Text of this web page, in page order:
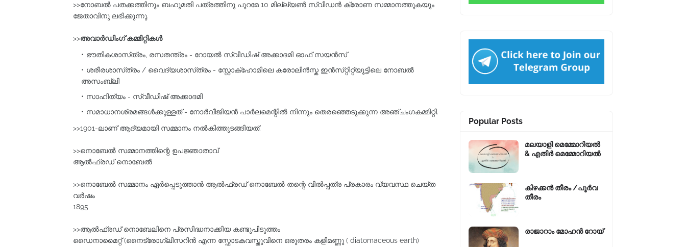
>>നോബൽ പതക്കത്തിനും ബഹുമതി പത്രത്തിനു പുറമേ 10 മില്ല്യൺ സ്വീഡൻ ക്രോണ സമ്മാനത്തുകയും
ജേതാവിനു ലഭിക്കുന്നു.
>>അവാർഡിംഗ്‌ കമ്മിറ്റികൾ
ഭൗതികശാസ്‌ത്രം, രസതന്ത്രം - റോയൽ സ്വീഡിഷ്‌ അക്കാദമി ഓഫ്‌ സയൻസ്‌
ശരീരശാസ്‌ത്രം / വൈദ്യശാസ്‌ത്രം - സ്റ്റോക്ഹോമിലെ കരോലിൻസ്ക ഇൻസ്‌റ്റിറ്റ്യൂട്ടിലെ നോബൽ
അസംബ്ലി
സാഹിത്യം - സ്വീഡിഷ്‌ അക്കാദമി
സമാധാനശ്രമങ്ങൾക്കുള്ളത്‌ - നോർവീജിയൻ പാർലമെന്റിൽ നിന്നും തെരഞ്ഞെടുക്കുന്ന അഞ്ചംഗകമ്മിറ്റി.
>>1901-ലാണ് ആദ്യമായി സമ്മാനം നല്‍കിത്തുടങ്ങിയത്.
>>നൊബേല്‍ സമ്മാനത്തിന്റെ ഉപജ്ഞാതാവ്‌
ആല്‍ഫ്രഡ്‌ നൊബേല്‍
>>നൊബേല്‍ സമ്മാനം ഏര്‍പ്പെടുത്താന്‍ ആല്‍ഫ്രഡ്‌ നൊബേല്‍ തന്റെ വില്‍പ്പത്ര പ്രകാരം വ്യവസ്ഥ ചെയ്ത
വര്‍ഷം
1895
>>ആല്‍ഫ്രഡ്‌ നൊബേലിനെ പ്രസിദ്ധനാക്കിയ കണ്ടുപിടുത്തം
ഡൈനാമൈറ്റ്‌ (നൈട്രോഗ്ലിസറിൻ എന്ന സ്ഫോടകവസ്തുവിനെ ഒരുതരം കളിമണ്ണു ( diatomaceous earth)
Popular Posts
മലയാളി മെമ്മോറിയൽ
& എതിർ മെമ്മോറിയൽ
കിഴക്കന്‍ തീരം /പൂർവ
തീരം
രാജാറാം മോഹൻ റോയ്‌